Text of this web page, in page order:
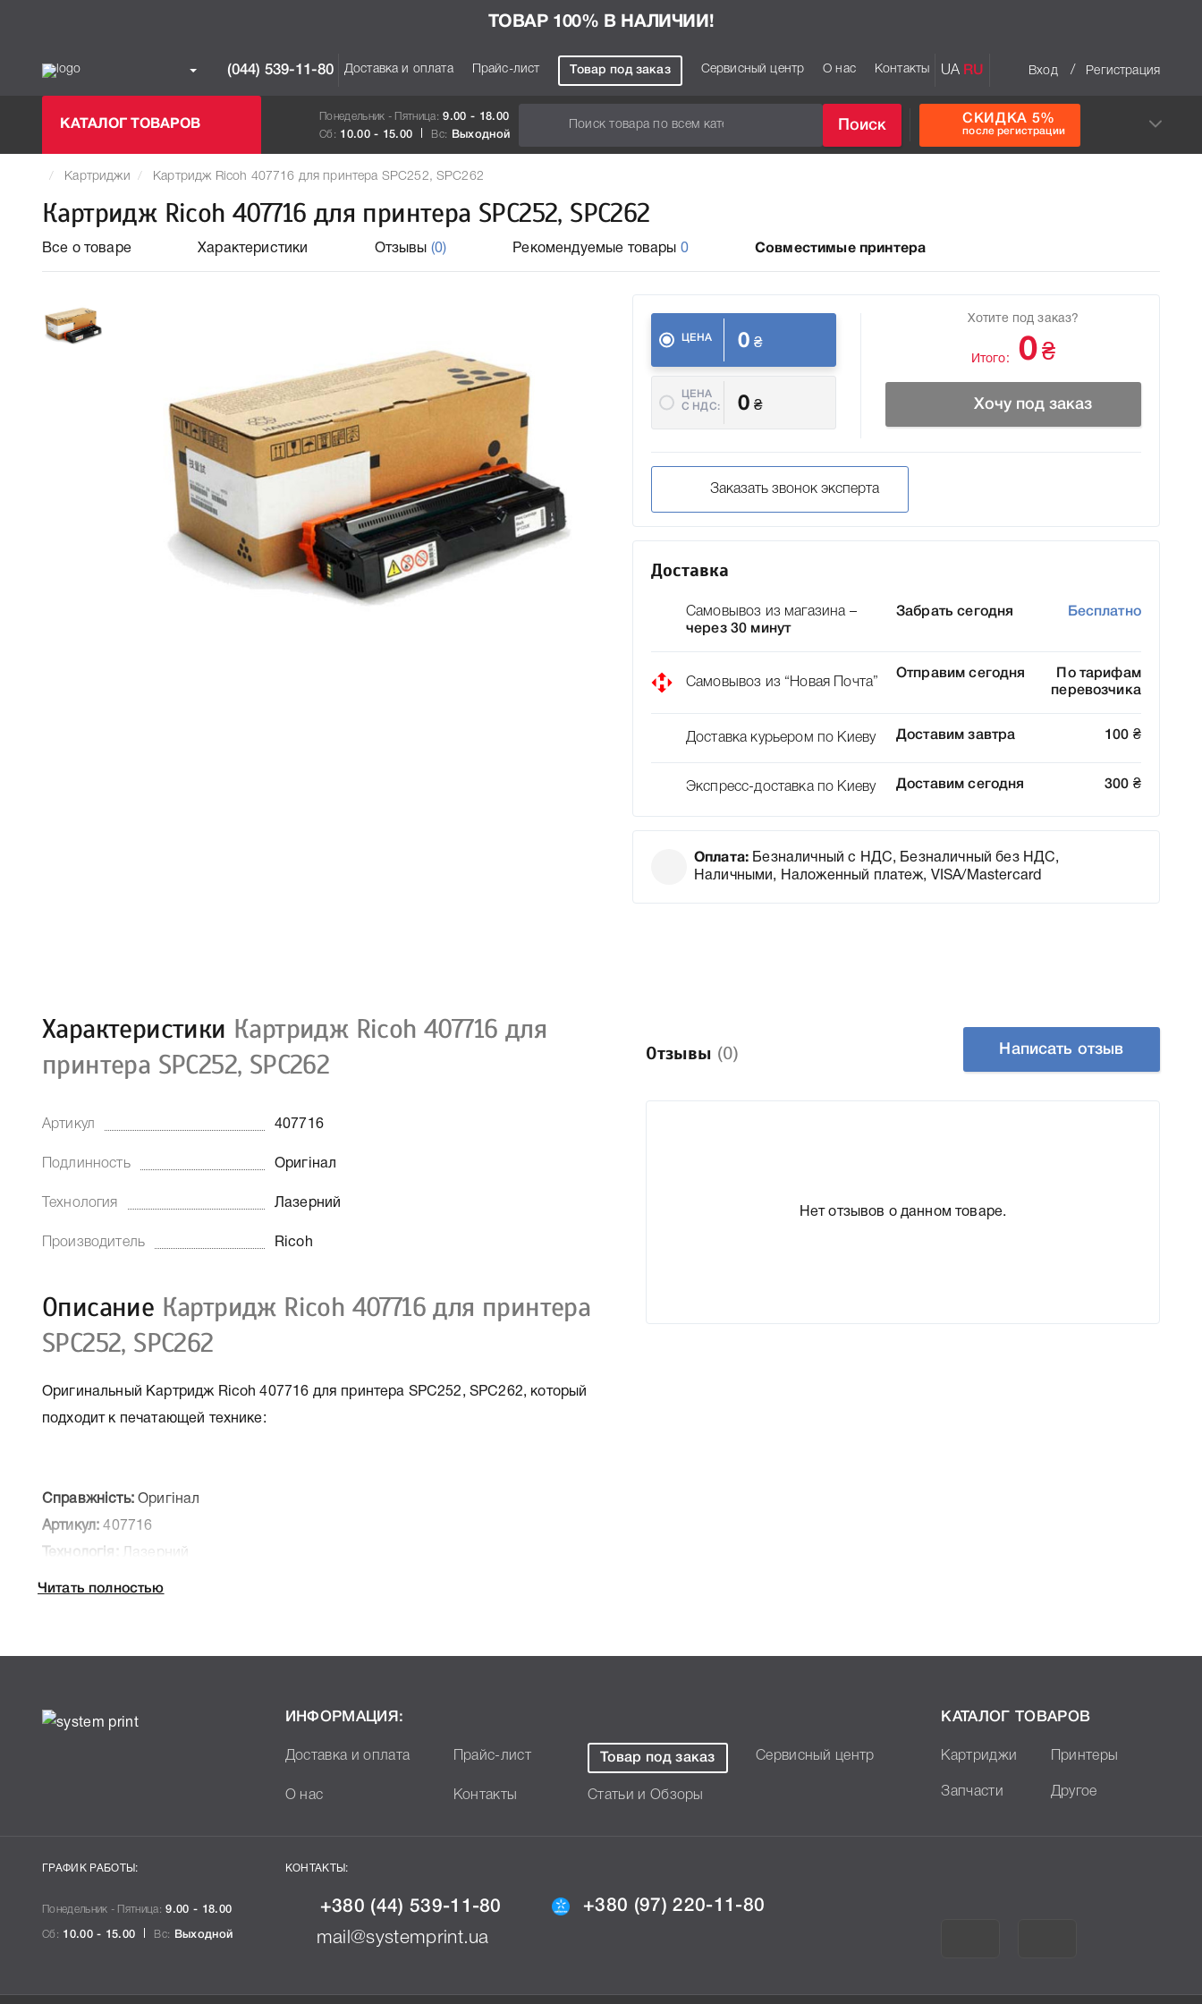
ТОВАР 100% В НАЛИЧИИ!
(044) 539-11-80 Доставка и оплата Прайс-лист Товар под заказ Сервисный центр О нас Контакты UA RU Вход / Регистрация
КАТАЛОГ ТОВАРОВ
Понедельник - Пятница: 9.00 - 18.00
Сб: 10.00 - 15.00 Вс: Выходной
Поиск СКИДКА 5%
после регистрации
Картриджи Картридж Ricoh 407716 для принтера SPC252, SPC262
Картридж Ricoh 407716 для принтера SPC252, SPC262
Все о товаре Характеристики Отзывы (0) Рекомендуемые товары 0 Совместимые принтера
ЦЕНА 0 ₴
ЦЕНА
C НДС:
0 ₴
Хотите под заказ?
Итого: 0 ₴
Хочу под заказ
Заказать звонок эксперта
Доставка
Самовывоз из магазина –
через 30 минут
Забрать сегодня Бесплатно
Самовывоз из “Новая Почта”
Отправим сегодня
По тарифам
перевозчика
Доставка курьером по Киеву Доставим завтра 100 ₴
Экспресс-доставка по Киеву Доставим сегодня 300 ₴
Оплата: Безналичный с НДС, Безналичный без НДС,
Наличными, Наложенный платеж, VISA/Mastercard
Характеристики Картридж Ricoh 407716 для
принтера SPC252, SPC262
Артикул 407716
Подлинность Оригінал
Технология Лазерний
Производитель Ricoh
Описание Картридж Ricoh 407716 для принтера
SPC252, SPC262
Оригинальный Картридж Ricoh 407716 для принтера SPC252, SPC262, который
подходит к печатающей технике:
Справжність:Оригінал
Артикул: 407716
Технологія: Лазерний
Производитель:
Читать полностью
Отзывы (0) Написать отзыв
Нет отзывов о данном товаре.
ИНФОРМАЦИЯ:
Доставка и оплата Прайс-лист Товар под заказ Сервисный центр
О нас Контакты Статьи и Обзоры
КАТАЛОГ ТОВАРОВ
Картриджи Принтеры
Запчасти Другое
ГРАФИК РАБОТЫ:
Понедельник - Пятница: 9.00 - 18.00
Сб: 10.00 - 15.00 Вс: Выходной
КОНТАКТЫ:
+380 (44) 539-11-80
+380 (97) 220-11-80
mail@systemprint.ua